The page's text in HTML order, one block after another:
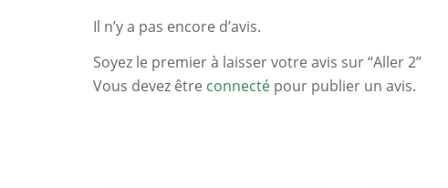
Il n’y a pas encore d’avis.
Soyez le premier à laisser votre avis sur “Aller 2”
Vous devez être connecté pour publier un avis.